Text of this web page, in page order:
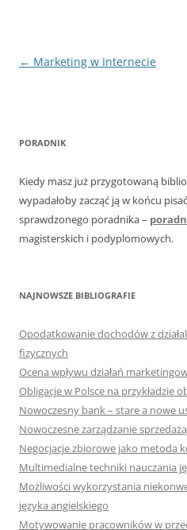
Nawigacja
← Marketing w Internecie
PORADNIK
Kiedy masz już przygotowaną
wypadałoby zacząć ją w końcu
sprawdzonego poradnika –
magisterskich i podyplomowych.
NAJNOWSZE BIBLIOGRAFIE
Opodatkowanie dochodów z
fizycznych
Ocena wpływu działań
Obligacje w Polsce na przykładzie
Nowoczesny bank – stare a nowe
Nowoczesne zarządzanie sprzedażą
Negocjacje zbiorowe jako metoda
Multimedialne techniki nauczania
Możliwości wykorzystania
języka angielskiego
Motywowanie pracowników w